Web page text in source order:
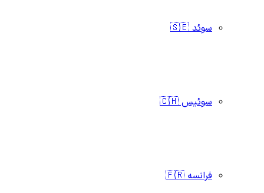
سوئد 🇸🇪
سوئیس 🇨🇭
فرانسه 🇫🇷